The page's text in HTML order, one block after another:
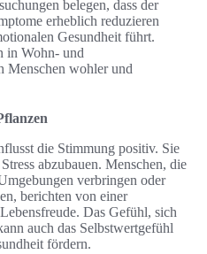
belegen, dass der
erheblich reduzieren
Gesundheit führt.
in Wohn- und
Menschen wohler und
die Stimmung positiv. Sie
abzubauen. Menschen, die
verbringen oder
berichten von einer
Das Gefühl, sich
auch das Selbstwertgefühl
fördern.